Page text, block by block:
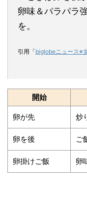
卵味＆パラパラ
を。
引用「biglobeニュース※
開始
卵が先 炒
卵を後 ご
卵掛けご飯 卵